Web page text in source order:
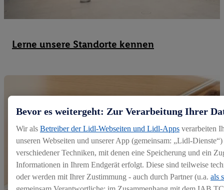
Lerne unsere Standorte kennen
Bevor es weitergeht: Zur Verarbeitung Ihrer
Wir als Betreiber der Lidl-Webseiten und Lidl-Apps verarbeiten
unseren Webseiten und unserer App (gemeinsam: „Lidl-
verschiedener Techniken, mit denen eine Speicherung und ein
Informationen in Ihrem Endgerät erfolgt. Diese sind teilweise
oder werden mit Ihrer Zustimmung - auch durch Partner (u.a. als